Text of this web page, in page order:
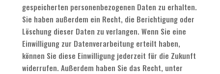
gespeicherten personenbezogenen Daten zu erhalten.
Sie haben außerdem ein Recht, die Berichtigung oder
Löschung dieser Daten zu verlangen. Wenn Sie eine
Einwilligung zur Datenverarbeitung erteilt haben,
können Sie diese Einwilligung jederzeit für die Zukunft
widerrufen. Außerdem haben Sie das Recht, unter